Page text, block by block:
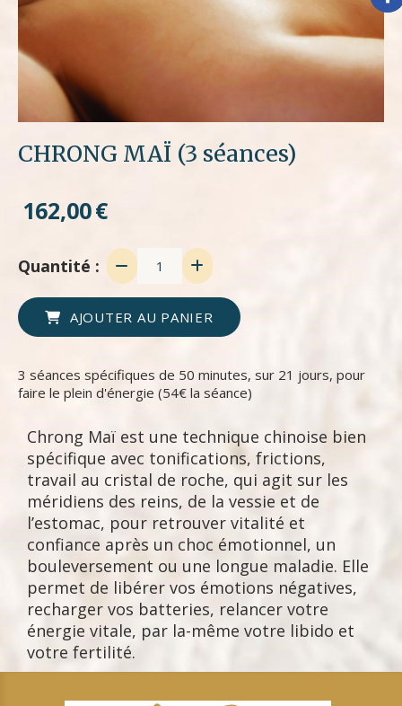
CHRONG MAÏ (3 séances)
162,00€
Quantité :
AJOUTER AU PANIER
3 séances spécifiques de 50 minutes, sur 21 jours, pour
faire le plein d'énergie (54€ la séance)
Chrong Maï est une technique chinoise bien
spécifique avec tonifications, frictions,
travail au cristal de roche, qui agit sur les
méridiens des reins, de la vessie et de
l’estomac, pour retrouver vitalité et
confiance après un choc émotionnel, un
bouleversement ou une longue maladie. Elle
permet de libérer vos émotions négatives,
recharger vos batteries, relancer votre
énergie vitale, par la-même votre libido et
votre fertilité.